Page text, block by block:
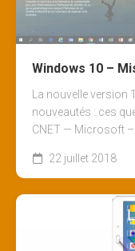
Windows 10 –
La nouvelle
nouveautés : ces
CNET — Microsoft –
22 juillet 2018